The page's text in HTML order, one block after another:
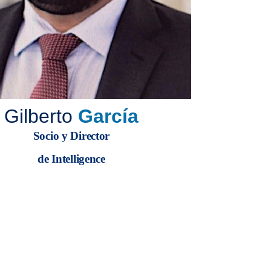
Gilberto García
Socio y Director
de Intelligence